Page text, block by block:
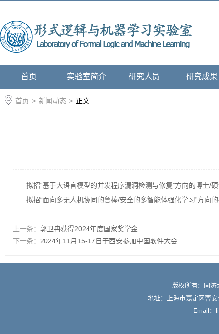
首页 实验室简介 研究人员 研究成果
首页 > 新闻动态 > 正文
拟招“基于大语言模型的并发程序漏洞检测与修复”方向的博士/
拟招“面向多无人机协同的鲁棒/安全的多智能体强化学习”方向
上一条： 郭卫冉获得2024年度国家奖学金
下一条： 2024年11月15-17日于西安参加中国软件大会
版权所有：同济
地址：上海市嘉定区曹
Email：